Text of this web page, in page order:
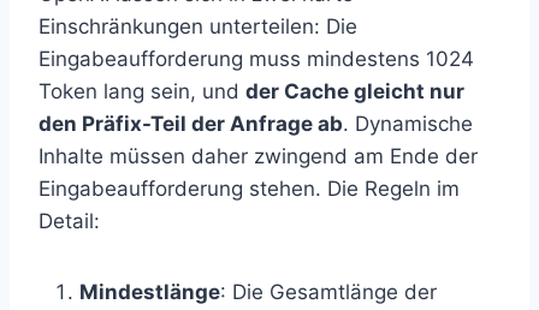
Einschränkungen unterteilen: Die
Eingabeaufforderung muss mindestens 1024
Token lang sein, und der Cache gleicht nur
den Präfix-Teil der Anfrage ab. Dynamische
Inhalte müssen daher zwingend am Ende der
Eingabeaufforderung stehen. Die Regeln im
Detail:
Mindestlänge: Die Gesamtlänge der